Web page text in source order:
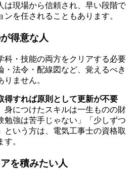
は現場から信頼され、早い段階で
ンを任されることもあります。
得意な人
科・技能の両方をクリアする必要
・法令・配線図など、覚えるべき
ません。
得すれば原則として更新が不要
身につけたスキルは一生ものの財
勉強は苦手じゃない」「少しずつ
という方は、電気工事士の資格取
。
を積みたい人